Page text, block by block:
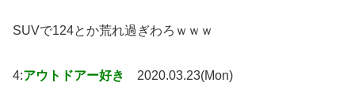
SUVで124とか荒れ過ぎわろｗｗｗ
4:アウトドアー好き 2020.03.23(Mon)